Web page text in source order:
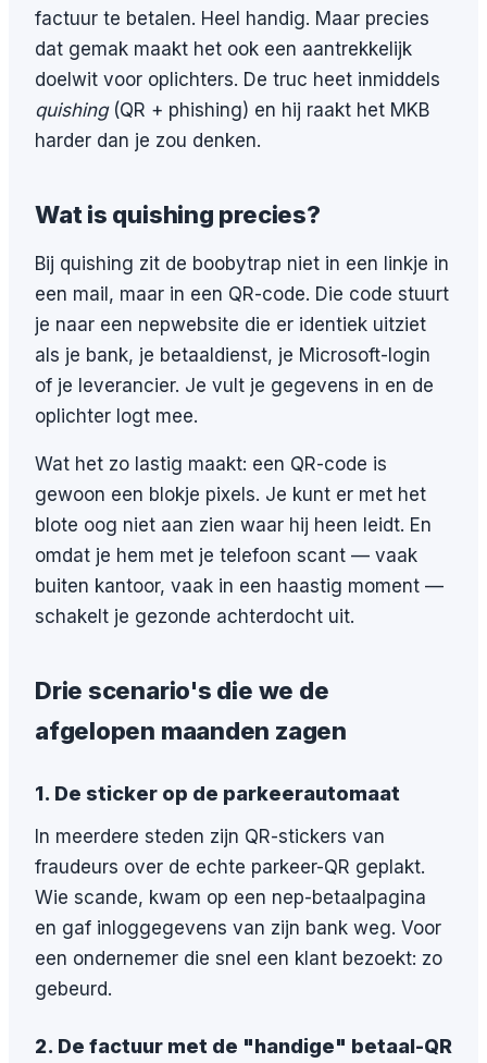
factuur te betalen. Heel handig. Maar precies
dat gemak maakt het ook een aantrekkelijk
doelwit voor oplichters. De truc heet inmiddels
quishing(QR + phishing) en hij raakt het MKB
harder dan je zou denken.
Wat is quishing precies?
Bij quishing zit de boobytrap niet in een linkje in
een mail, maar in een QR-code. Die code stuurt
je naar een nepwebsite die er identiek uitziet
als je bank, je betaaldienst, je Microsoft-login
of je leverancier. Je vult je gegevens in en de
oplichter logt mee.
Wat het zo lastig maakt: een QR-code is
gewoon een blokje pixels. Je kunt er met het
blote oog niet aan zien waar hij heen leidt. En
omdat je hem met je telefoon scant — vaak
buiten kantoor, vaak in een haastig moment —
schakelt je gezonde achterdocht uit.
Drie scenario's die we de
afgelopen maanden zagen
1. De sticker op de parkeerautomaat
In meerdere steden zijn QR-stickers van
fraudeurs over de echte parkeer-QR geplakt.
Wie scande, kwam op een nep-betaalpagina
en gaf inloggegevens van zijn bank weg. Voor
een ondernemer die snel een klant bezoekt: zo
gebeurd.
2. De factuur met de "handige" betaal-QR